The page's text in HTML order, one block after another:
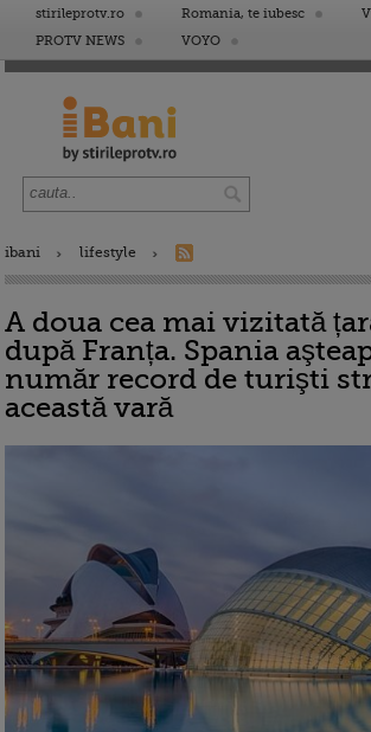
stirileprotv.ro Romania, te iubesc
PROTV NEWS
VOYO
ibani lifestyle
A doua cea mai vizitată
după Franța. Spania
număr record de turişti
această vară